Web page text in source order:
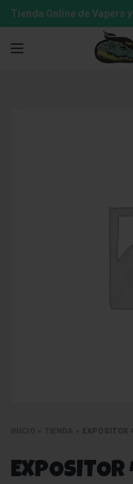
Tienda Online de Vapers
EXPOSITOR
EXPOSITOR